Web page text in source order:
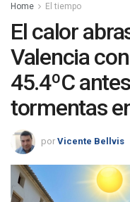
Home El tiempo
El calor
Valencia
45.4ºC
tormentas
por Vicente Bellvis